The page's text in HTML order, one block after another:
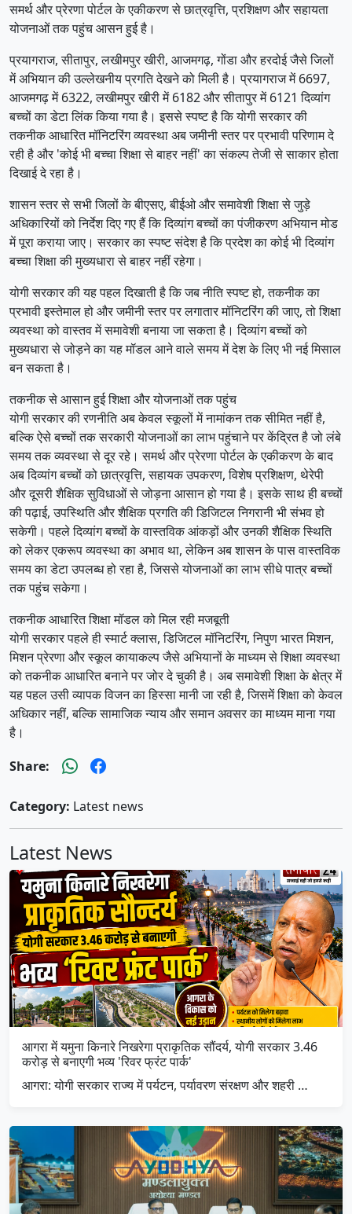
समर्थ और प्रेरणा पोर्टल के एकीकरण से छात्रवृत्ति, प्रशिक्षण और सहायता
योजनाओं तक पहुंच आसन हुई है।
प्रयागराज, सीतापुर, लखीमपुर खीरी, आजमगढ़, गोंडा और हरदोई जैसे जिलों
में अभियान की उल्लेखनीय प्रगति देखने को मिली है। प्रयागराज में 6697,
आजमगढ़ में 6322, लखीमपुर खीरी में 6182 और सीतापुर में 6121 दिव्यांग
बच्चों का डेटा लिंक किया गया है। इससे स्पष्ट है कि योगी सरकार की
तकनीक आधारित मॉनिटरिंग व्यवस्था अब जमीनी स्तर पर प्रभावी परिणाम दे
रही है और 'कोई भी बच्चा शिक्षा से बाहर नहीं' का संकल्प तेजी से साकार होता
दिखाई दे रहा है।
शासन स्तर से सभी जिलों के बीएसए, बीईओ और समावेशी शिक्षा से जुड़े
अधिकारियों को निर्देश दिए गए हैं कि दिव्यांग बच्चों का पंजीकरण अभियान मोड
में पूरा कराया जाए। सरकार का स्पष्ट संदेश है कि प्रदेश का कोई भी दिव्यांग
बच्चा शिक्षा की मुख्यधारा से बाहर नहीं रहेगा।
योगी सरकार की यह पहल दिखाती है कि जब नीति स्पष्ट हो, तकनीक का
प्रभावी इस्तेमाल हो और जमीनी स्तर पर लगातार मॉनिटरिंग की जाए, तो शिक्षा
व्यवस्था को वास्तव में समावेशी बनाया जा सकता है। दिव्यांग बच्चों को
मुख्यधारा से जोड़ने का यह मॉडल आने वाले समय में देश के लिए भी नई मिसाल
बन सकता है।
तकनीक से आसान हुई शिक्षा और योजनाओं तक पहुंच
योगी सरकार की रणनीति अब केवल स्कूलों में नामांकन तक सीमित नहीं है,
बल्कि ऐसे बच्चों तक सरकारी योजनाओं का लाभ पहुंचाने पर केंद्रित है जो लंबे
समय तक व्यवस्था से दूर रहे। समर्थ और प्रेरणा पोर्टल के एकीकरण के बाद
अब दिव्यांग बच्चों को छात्रवृत्ति, सहायक उपकरण, विशेष प्रशिक्षण, थेरेपी
और दूसरी शैक्षिक सुविधाओं से जोड़ना आसान हो गया है। इसके साथ ही बच्चों
की पढ़ाई, उपस्थिति और शैक्षिक प्रगति की डिजिटल निगरानी भी संभव हो
सकेगी। पहले दिव्यांग बच्चों के वास्तविक आंकड़ों और उनकी शैक्षिक स्थिति
को लेकर एकरूप व्यवस्था का अभाव था, लेकिन अब शासन के पास वास्तविक
समय का डेटा उपलब्ध हो रहा है, जिससे योजनाओं का लाभ सीधे पात्र बच्चों
तक पहुंच सकेगा।
तकनीक आधारित शिक्षा मॉडल को मिल रही मजबूती
योगी सरकार पहले ही स्मार्ट क्लास, डिजिटल मॉनिटरिंग, निपुण भारत मिशन,
मिशन प्रेरणा और स्कूल कायाकल्प जैसे अभियानों के माध्यम से शिक्षा व्यवस्था
को तकनीक आधारित बनाने पर जोर दे चुकी है। अब समावेशी शिक्षा के क्षेत्र में
यह पहल उसी व्यापक विजन का हिस्सा मानी जा रही है, जिसमें शिक्षा को केवल
अधिकार नहीं, बल्कि सामाजिक न्याय और समान अवसर का माध्यम माना गया
है।
Share:
Category: Latest news
Latest News
आगरा में यमुना किनारे निखरेगा प्राकृतिक सौंदर्य, योगी सरकार 3.46
करोड़ से बनाएगी भव्य 'रिवर फ्रंट पार्क'
आगरा: योगी सरकार राज्य में पर्यटन, पर्यावरण संरक्षण और शहरी …